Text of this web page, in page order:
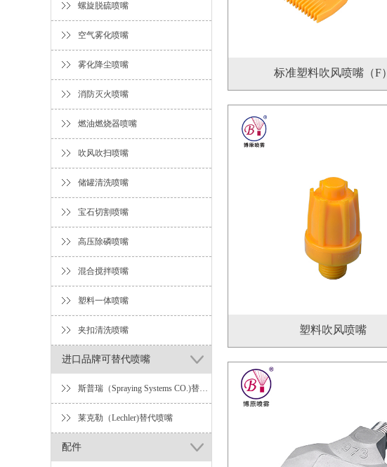
螺旋脱硫喷嘴
空气雾化喷嘴
雾化降尘喷嘴
消防灭火喷嘴
燃油燃烧器喷嘴
吹风吹扫喷嘴
储罐清洗喷嘴
宝石切割喷嘴
高压除磷喷嘴
混合搅拌喷嘴
塑料一体喷嘴
夹扣清洗喷嘴
进口品牌可替代喷嘴
斯普瑞（Spraying Systems CO.)替代喷嘴
莱克勒（Lechler)替代喷嘴
配件
标准塑料吹风喷嘴（F）
塑料吹风喷嘴